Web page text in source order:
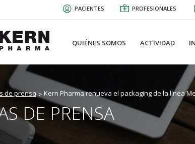
PACIENTES PROFESIONALES
QUIÉNES SOMOS ACTIVIDAD
de prensa Kern Pharma renueva el packaging de la línea
DE PRENSA